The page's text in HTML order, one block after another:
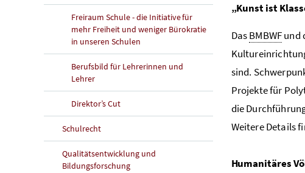
Freiraum Schule - die Initiative für
mehr Freiheit und weniger Bürokratie
in unseren Schulen
Berufsbild für Lehrerinnen und
Lehrer
Direktor’s Cut
Schulrecht
Qualitätsentwicklung und
Bildungsforschung
„Kunst ist
DasBMBWFund
sind.
Projekte für
die
Weitere Details
Humanitäres